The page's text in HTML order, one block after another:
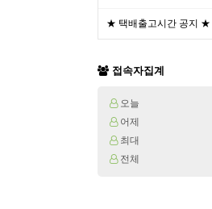
★ 택배출고시간 공지 ★
접속자집계
오늘
어제
최대
전체